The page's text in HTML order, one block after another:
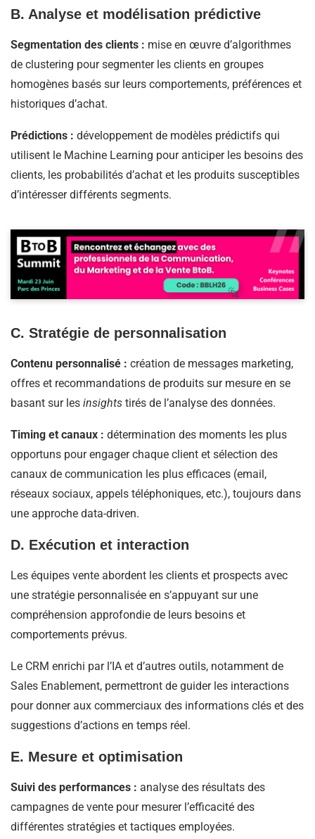
B. Analyse et modélisation prédictive
Segmentation des clients : mise en œuvre d’algorithmes
de clustering pour segmenter les clients en groupes
homogènes basés sur leurs comportements, préférences et
historiques d’achat.
Prédictions : développement de modèles prédictifs qui
utilisent le Machine Learning pour anticiper les besoins des
clients, les probabilités d’achat et les produits susceptibles
d’intéresser différents segments.
C. Stratégie de personnalisation
Contenu personnalisé : création de messages marketing,
offres et recommandations de produits sur mesure en se
basant sur les insights tirés de l’analyse des données.
Timing et canaux : détermination des moments les plus
opportuns pour engager chaque client et sélection des
canaux de communication les plus efficaces (email,
réseaux sociaux, appels téléphoniques, etc.), toujours dans
une approche data-driven.
D. Exécution et interaction
Les équipes vente abordent les clients et prospects avec
une stratégie personnalisée en s’appuyant sur une
compréhension approfondie de leurs besoins et
comportements prévus.
Le CRM enrichi par l’IA et d’autres outils, notamment de
Sales Enablement, permettront de guider les interactions
pour donner aux commerciaux des informations clés et des
suggestions d’actions en temps réel.
E. Mesure et optimisation
Suivi des performances : analyse des résultats des
campagnes de vente pour mesurer l’efficacité des
différentes stratégies et tactiques employées.